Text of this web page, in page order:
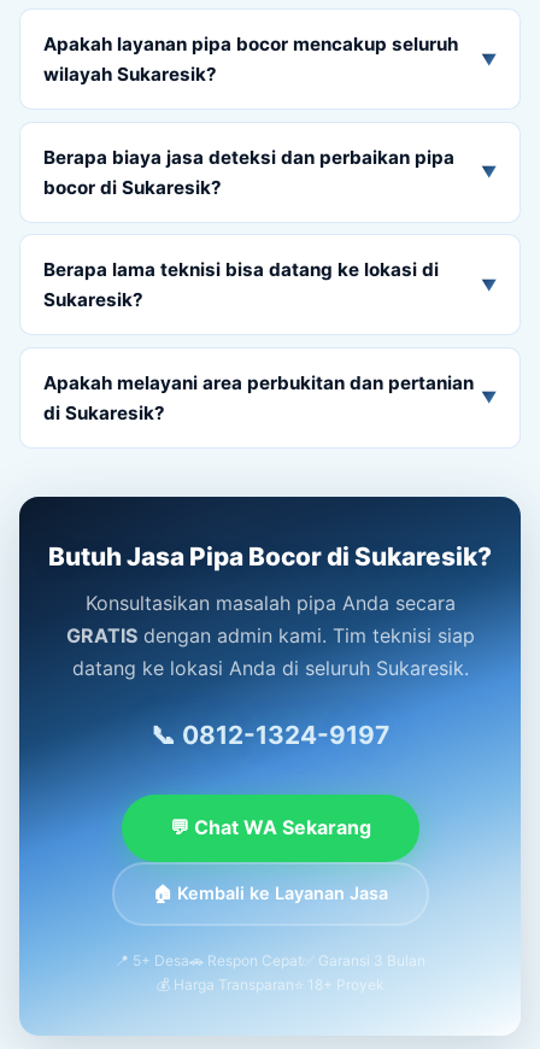
Apakah layanan pipa bocor mencakup seluruh
wilayah Sukaresik?
▼
Berapa biaya jasa deteksi dan perbaikan pipa
bocor di Sukaresik?
▼
Berapa lama teknisi bisa datang ke lokasi di
Sukaresik?
▼
Apakah melayani area perbukitan dan pertanian
di Sukaresik?
▼
Butuh Jasa Pipa Bocor di Sukaresik?
Konsultasikan masalah pipa Anda secara
GRATISdengan admin kami. Tim teknisi siap
datang ke lokasi Anda di seluruh Sukaresik.
📞 0812-1324-9197
💬 Chat WA Sekarang
🏠 Kembali ke Layanan Jasa
📍 5+ Desa🚗 Respon Cepat ✅ Garansi 3 Bulan
💰 Harga Transparan⭐ 18+ Proyek